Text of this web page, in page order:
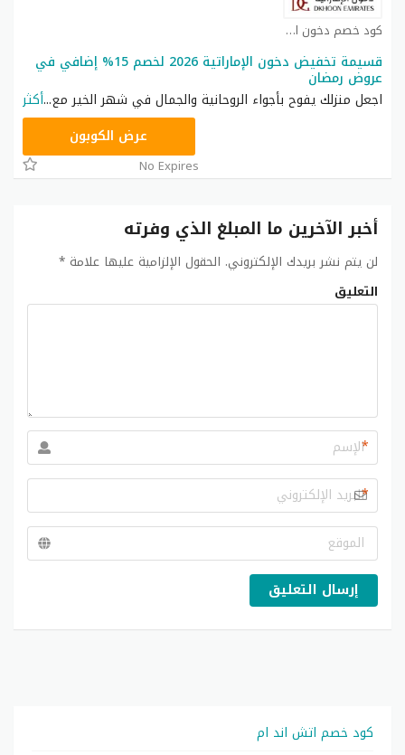
كود خصم دخون الإماراتية كوبون
قسيمة تخفيض دخون الإماراتية 2026 لخصم 15% إضافي في
عروض رمضان
اجعل منزلك يفوح بأجواء الروحانية والجمال في شهر الخير مع...أكثر
عرض الكوبون
No Expires
أخبر الآخرين ما المبلغ الذي وفرته
لن يتم نشر بريدك الإلكتروني. الحقول الإلزامية عليها علامة *
التعليق
*
*
إرسال التعليق
كود خصم اتش اند ام